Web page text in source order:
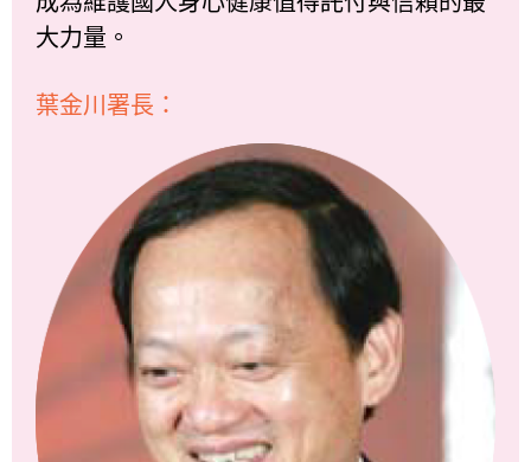
大力量。
葉金川署長：